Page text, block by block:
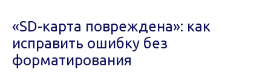
«SD-карта повреждена»: как
исправить ошибку без
форматирования